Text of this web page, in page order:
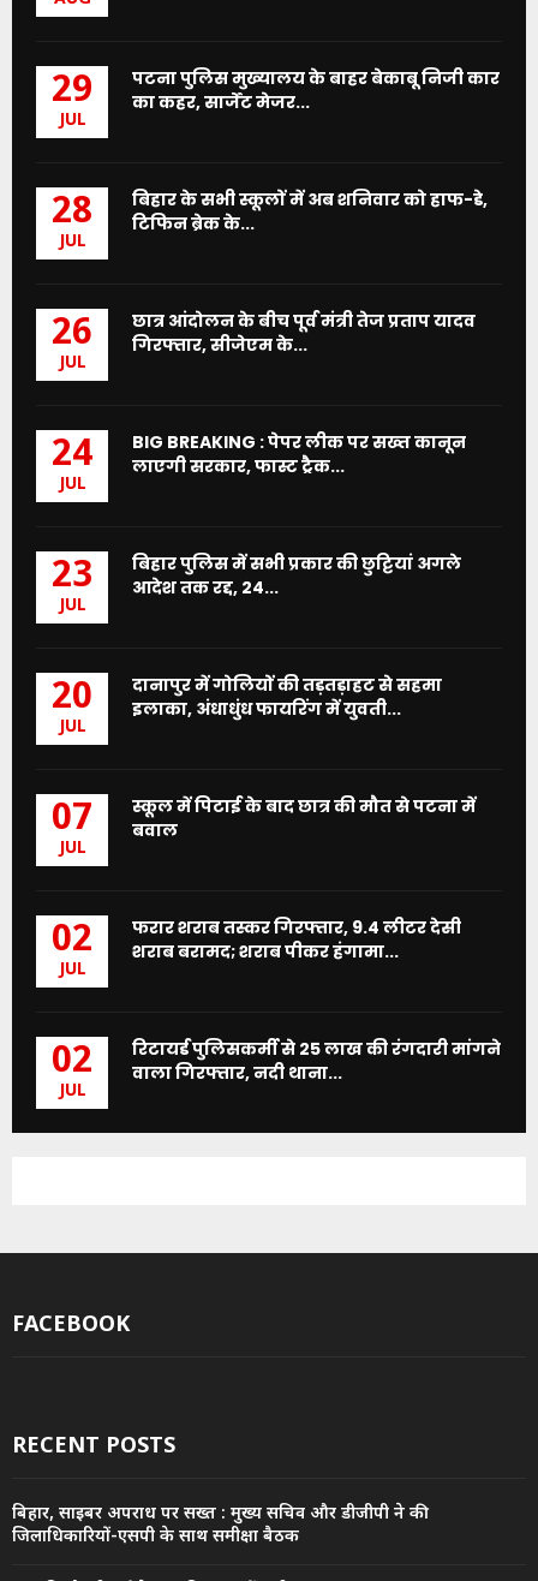
29
JUL
पटना पुलिस मुख्यालय के बाहर बेकाबू निजी कार
का कहर, सार्जेंट मेजर...
28
JUL
बिहार के सभी स्कूलों में अब शनिवार को हाफ-डे,
टिफिन ब्रेक के...
26
JUL
छात्र आंदोलन के बीच पूर्व मंत्री तेज प्रताप यादव
गिरफ्तार, सीजेएम के...
24
JUL
BIG BREAKING : पेपर लीक पर सख्त कानून
लाएगी सरकार, फास्ट ट्रैक...
23
JUL
बिहार पुलिस में सभी प्रकार की छुट्टियां अगले
आदेश तक रद्द, 24...
20
JUL
दानापुर में गोलियों की तड़तड़ाहट से सहमा
इलाका, अंधाधुंध फायरिंग में युवती...
07
JUL
स्कूल में पिटाई के बाद छात्र की मौत से पटना में
बवाल
02
JUL
फरार शराब तस्कर गिरफ्तार, 9.4 लीटर देसी
शराब बरामद; शराब पीकर हंगामा...
02
JUL
रिटायर्ड पुलिसकर्मी से 25 लाख की रंगदारी मांगने
वाला गिरफ्तार, नदी थाना...
FACEBOOK
RECENT POSTS
बिहार, साइबर अपराध पर सख्त : मुख्य सचिव और डीजीपी ने की
जिलाधिकारियों-एसपी के साथ समीक्षा बैठक